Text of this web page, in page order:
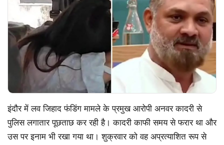
इंदौर में लव जिहाद फंडिंग मामले के प्रमुख आरोपी अनवर कादरी से
पुलिस लगातार पूछताछ कर रही है। कादरी काफी समय से फरार था और
उस पर इनाम भी रखा गया था। शुक्रवार को वह अप्रत्याशित रूप से